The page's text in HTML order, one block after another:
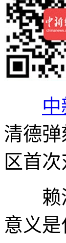
中
清德
区首
赖清
意义